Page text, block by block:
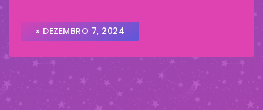
» DEZEMBRO 7, 2024